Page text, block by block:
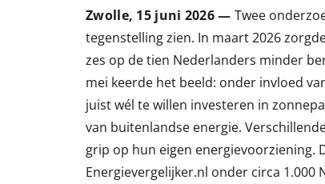
Zwolle, 15 juni 2026 — Twee
tegenstelling zien. In maart 2026
zes op de tien Nederlanders minder
mei keerde het beeld: onder invloed
juist wél te willen investeren in
van buitenlandse energie.
grip op hun eigen energievoorziening.
Energievergelijker.nl onder circa 1.000